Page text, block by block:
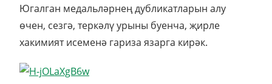
Югалган медальләрнең дубликатларын алу
өчен, сезгә, теркәлү урыны буенча, җирле
хакимият исеменә гариза язарга кирәк.